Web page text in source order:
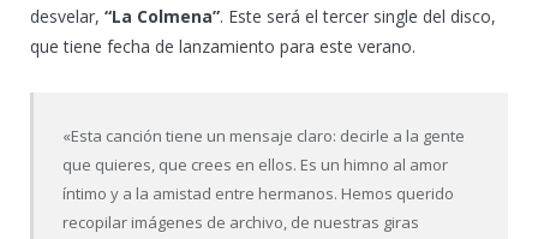
desvelar, “La Colmena”. Este será el tercer single del disco,
que tiene fecha de lanzamiento para este verano.
«Esta canción tiene un mensaje claro: decirle a la gente
que quieres, que crees en ellos. Es un himno al amor
íntimo y a la amistad entre hermanos. Hemos querido
recopilar imágenes de archivo, de nuestras giras